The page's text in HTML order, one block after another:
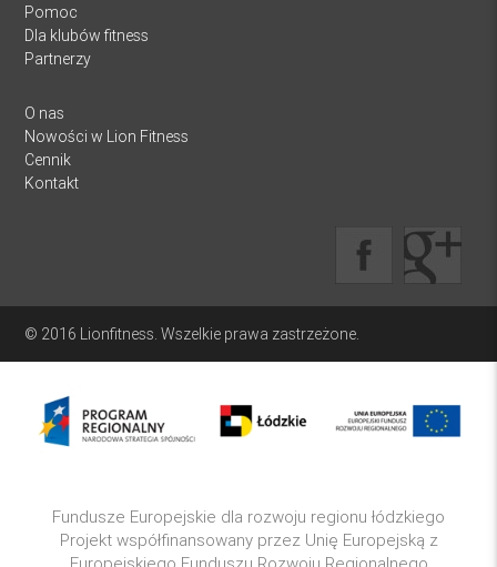
Pomoc
Dla klubów fitness
Partnerzy
O nas
Nowości w Lion Fitness
Cennik
Kontakt
© 2016 Lionfitness. Wszelkie prawa zastrzeżone.
Fundusze Europejskie dla rozwoju regionu łódzkiego
Projekt współfinansowany przez Unię Europejską z